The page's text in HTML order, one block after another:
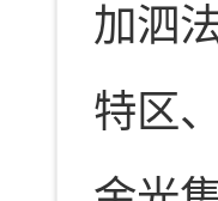
加泗
特区